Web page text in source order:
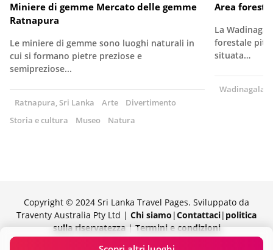
Miniere di gemme Mercato delle gemme
Ratnapura
Le miniere di gemme sono luoghi naturali in
cui si formano pietre preziose e
semipreziose...
Ratnapura, Sri Lanka Arte
Divertimento
Storia e cultura
Museo Natura
Area
La
forestale
situata…
Wadinagala,
Copyright © 2024 Sri Lanka Travel Pages. Sviluppato da
Traventy Australia Pty Ltd | Chi siamo |Contattaci| politica
sulla riservatezza | Termini e condizioni
Orgogliosamente fornito da Traventy